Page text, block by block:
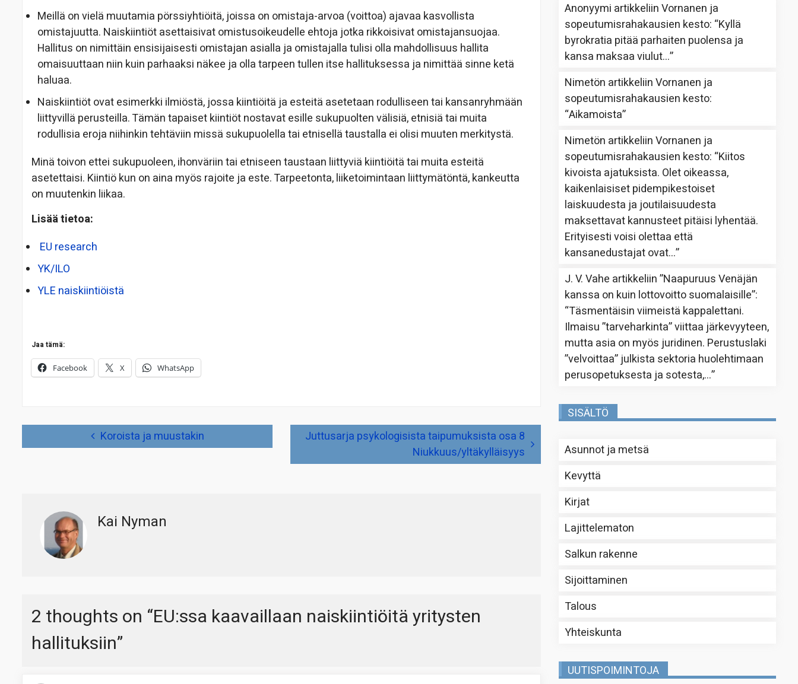
Meillä on vielä muutamia pörssiyhtiöitä, joissa on omistaja-arvoa (voittoa) ajavaa kasvollista
omistajuutta. Naiskiintiöt asettaisivat omistusoikeudelle ehtoja jotka rikkoisivat omistajansuojaa.
Hallitus on nimittäin ensisijaisesti omistajan asialla ja omistajalla tulisi olla mahdollisuus hallita
omaisuuttaan niin kuin parhaaksi näkee ja olla tarpeen tullen itse hallituksessa ja nimittää sinne ketä
haluaa.
Naiskiintiöt ovat esimerkki ilmiöstä, jossa kiintiöitä ja esteitä asetetaan rodulliseen tai kansanryhmään
liittyvillä perusteilla. Tämän tapaiset kiintiöt nostavat esille sukupuolten välisiä, etnisiä tai muita
rodullisia eroja niihinkin tehtäviin missä sukupuolella tai etnisellä taustalla ei olisi muuten merkitystä.
Minä toivon ettei sukupuoleen, ihonväriin tai etniseen taustaan liittyviä kiintiöitä tai muita esteitä
asetettaisi. Kiintiö kun on aina myös rajoite ja este. Tarpeetonta, liiketoimintaan liittymätöntä, kankeutta
on muutenkin liikaa.
Lisää tietoa:
EU research
YK/ILO
YLE naiskiintiöistä
Jaa tämä:
Facebook X WhatsApp
Koroista ja muustakin
Juttusarja psykologisista taipumuksista osa 8
Niukkuus/yltäkylläisyys
Kai Nyman
2 thoughts on “EU:ssa kaavaillaan naiskiintiöitä yritysten
hallituksiin”
Anonyymi artikkeliinVornanen ja
sopeutumisrahakausien kesto: “Kyllä
byrokratia pitää parhaiten puolensa ja
kansa maksaa viulut…”
Nimetön artikkeliinVornanen ja
sopeutumisrahakausien kesto:
“Aikamoista”
Nimetön artikkeliinVornanen ja
sopeutumisrahakausien kesto: “Kiitos
kivoista ajatuksista. Olet oikeassa,
kaikenlaisiset pidempikestoiset
laiskuudesta ja joutilaisuudesta
maksettavat kannusteet pitäisi lyhentää.
Erityisesti voisi olettaa että
kansanedustajat ovat…”
J. V. Vahe artikkeliin”Naapuruus Venäjän
kanssa on kuin lottovoitto suomalaisille”:
“Täsmentäisin viimeistä kappalettani.
Ilmaisu ”tarveharkinta” viittaa järkevyyteen,
mutta asia on myös juridinen. Perustuslaki
”velvoittaa” julkista sektoria huolehtimaan
perusopetuksesta ja sotesta,…”
SISÄLTÖ
Asunnot ja metsä
Kevyttä
Kirjat
Lajittelematon
Salkun rakenne
Sijoittaminen
Talous
Yhteiskunta
UUTISPOIMINTOJA